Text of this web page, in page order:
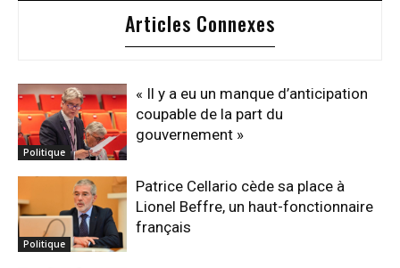
Articles Connexes
Politique
« Il y a eu un manque d’anticipation
coupable de la part du
gouvernement »
Politique
Patrice Cellario cède sa place à
Lionel Beffre, un haut-fonctionnaire
français